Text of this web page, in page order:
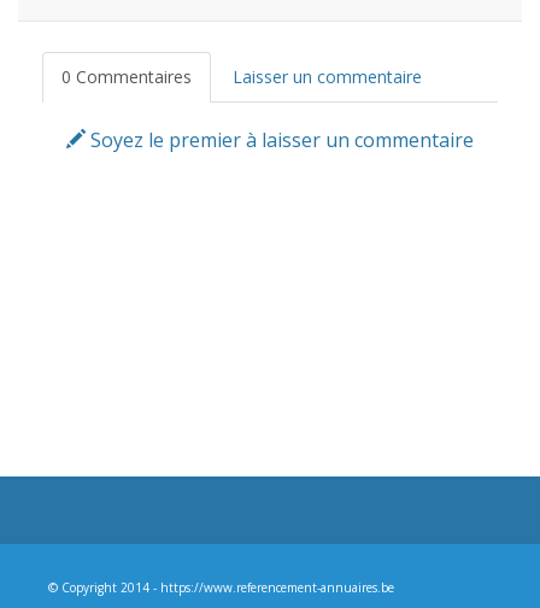
0 Commentaires Laisser un commentaire
Soyez le premier à laisser un commentaire
© Copyright 2014 - https://www.referencement-annuaires.be